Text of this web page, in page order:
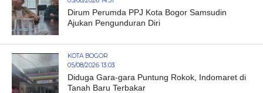
Dirum Perumda PPJ Kota Bogor Samsudin
Ajukan Pengunduran Diri
KOTA BOGOR
05/08/2026 13:03
Diduga Gara-gara Puntung Rokok, Indomaret di
Tanah Baru Terbakar